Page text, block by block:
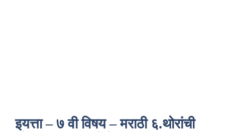
इयत्ता – ७ वी विषय – मराठी ६.थोरांची